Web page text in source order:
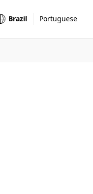
Brazil Portuguese